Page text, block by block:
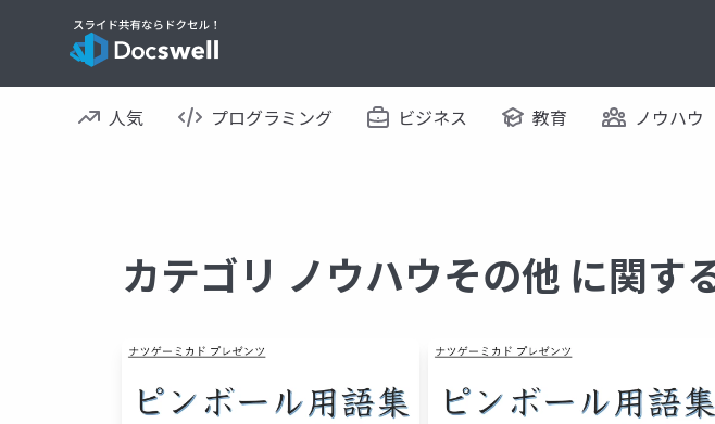
人気 プログラミング ビジネス 教育 ノウハウ
カテゴリ ノウハウその他 に関す